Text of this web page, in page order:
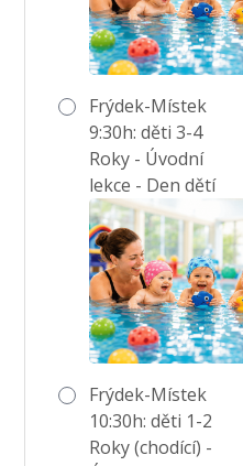
Frýdek-Místek
9:30h: děti 3-4
Roky - Úvodní
lekce - Den dětí
Frýdek-Místek
10:30h: děti 1-2
Roky (chodící) -